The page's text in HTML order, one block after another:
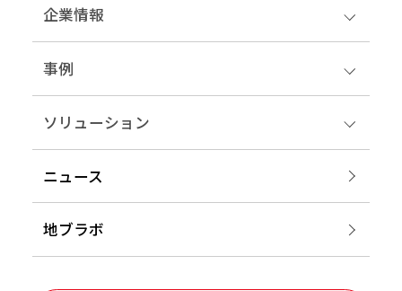
企業情報
事例
ソリューション
ニュース
地ブラボ